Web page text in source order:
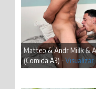
Matteo & Andr Miilk &
(Comida A3) -Visualizar